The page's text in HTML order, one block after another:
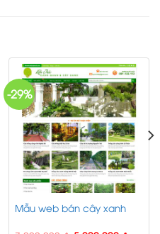
-29%
Mẫu web bán cây xanh